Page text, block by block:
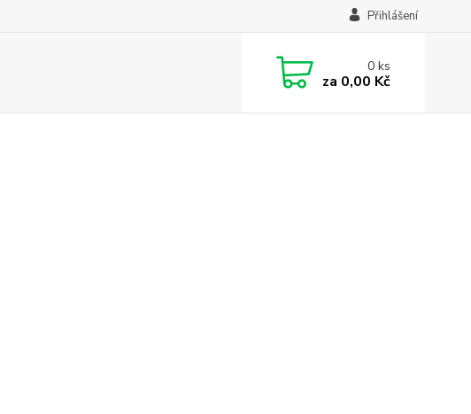
Přihlášení
0ks
za 0,00 Kč